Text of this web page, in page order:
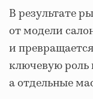
В результате
от модели
и
ключевую роль
а отдельные